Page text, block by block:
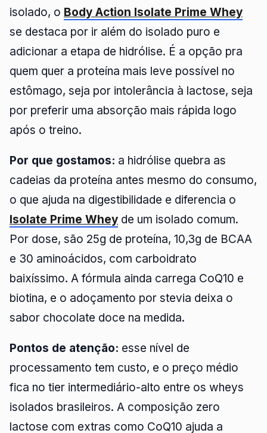
isolado, o Body Action Isolate Prime Whey
se destaca por ir além do isolado puro e
adicionar a etapa de hidrólise. É a opção pra
quem quer a proteína mais leve possível no
estômago, seja por intolerância à lactose, seja
por preferir uma absorção mais rápida logo
após o treino.
Por que gostamos: a hidrólise quebra as
cadeias da proteína antes mesmo do consumo,
o que ajuda na digestibilidade e diferencia o
Isolate Prime Whey de um isolado comum.
Por dose, são 25g de proteína, 10,3g de BCAA
e 30 aminoácidos, com carboidrato
baixíssimo. A fórmula ainda carrega CoQ10 e
biotina, e o adoçamento por stevia deixa o
sabor chocolate doce na medida.
Pontos de atenção: esse nível de
processamento tem custo, e o preço médio
fica no tier intermediário-alto entre os wheys
isolados brasileiros. A composição zero
lactose com extras como CoQ10 ajuda a